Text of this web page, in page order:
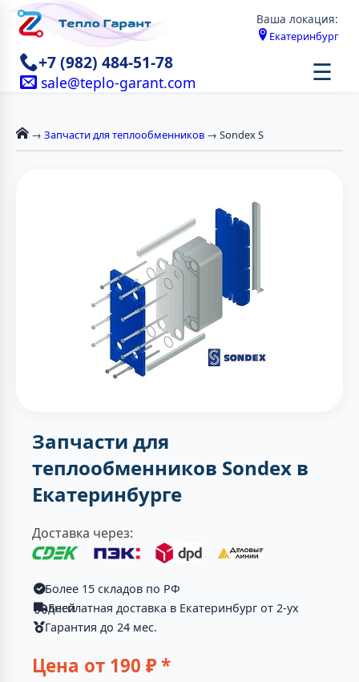
Ваша локация:
Екатеринбург
+7 (982) 484-51-78
sale@teplo-garant.com ☰
→ Запчасти для теплообменников → Sondex S
Запчасти для
теплообменников Sondex в
Екатеринбурге
Доставка через:
Более 15 складов по РФ
Бесплатная доставка в Екатеринбург от 2-ух дней
Гарантия до 24 мес.
Цена от 190 ₽ *